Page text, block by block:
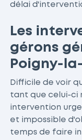
délai
Les
gérons
Poigny-
Difficile de voir
tant que celui-ci
intervention
et impossible
temps de faire